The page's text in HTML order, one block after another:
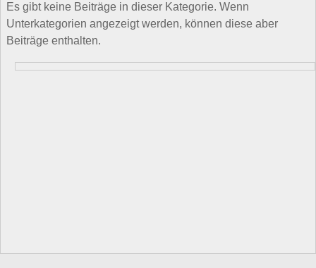
Es gibt keine Beiträge in dieser Kategorie. Wenn
Unterkategorien angezeigt werden, können diese aber
Beiträge enthalten.